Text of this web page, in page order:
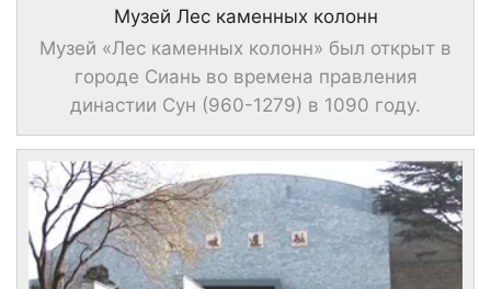
Музей Лес каменных колонн
Музей «Лес каменных колонн» был открыт в
городе Сиань во времена правления
династии Сун (960-1279) в 1090 году.